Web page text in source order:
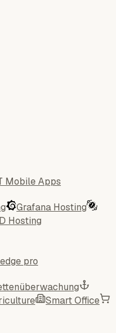
Mobile Apps
Grafana Hosting
Hosting
pro
Smart Office